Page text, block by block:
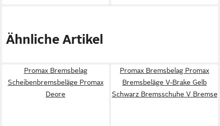
Ähnliche Artikel
Promax Bremsbelag
Scheibenbremsbeläge Promax
Deore
Promax Bremsbelag Promax
Bremsbeläge V-Brake Gelb
Schwarz Bremsschuhe V Bremse